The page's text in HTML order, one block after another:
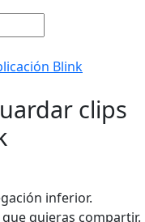
Blink
clips
inferior.
quieras compartir.